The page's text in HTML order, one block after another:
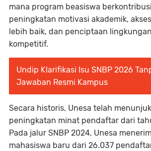
mana program beasiswa
peningkatan motivasi akademik,
lebih baik, dan penciptaan
kompetitif.
Undip Klarifikasi Isu SNBP 2026
Jawaban Resmi Kampus
Secara historis, Unesa telah
peningkatan minat pendaftar dari
Pada jalur SNBP 2024, Unesa
mahasiswa baru dari 26.037